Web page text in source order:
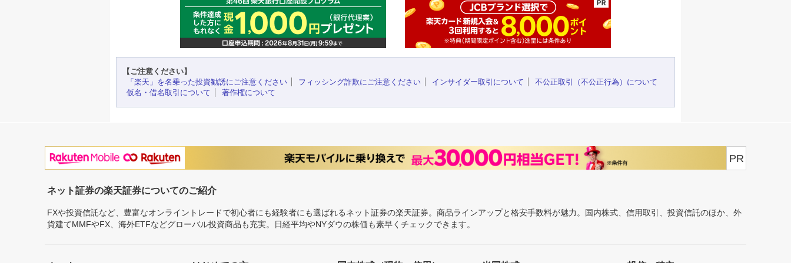
【ご注意ください】
「楽天」を名乗った投資勧誘にご注意ください
フィッシング詐欺にご注意ください インサイダー取引について
不公正取引（不公正行為）について
仮名・借名取引について
著作権について
PR
ネット証券の楽天証券についてのご紹介
FXや投資信託など、豊富なオンライントレードで初心者にも経験者にも選ばれるネット証券の楽天証券。商品ラインアップと格安手数料が魅力。国内株式、信用取引、投資信託のほか、外
貨建てMMFやFX、海外ETFなどグローバル投資商品も充実。日経平均やNYダウの株価も素早くチェックできます。